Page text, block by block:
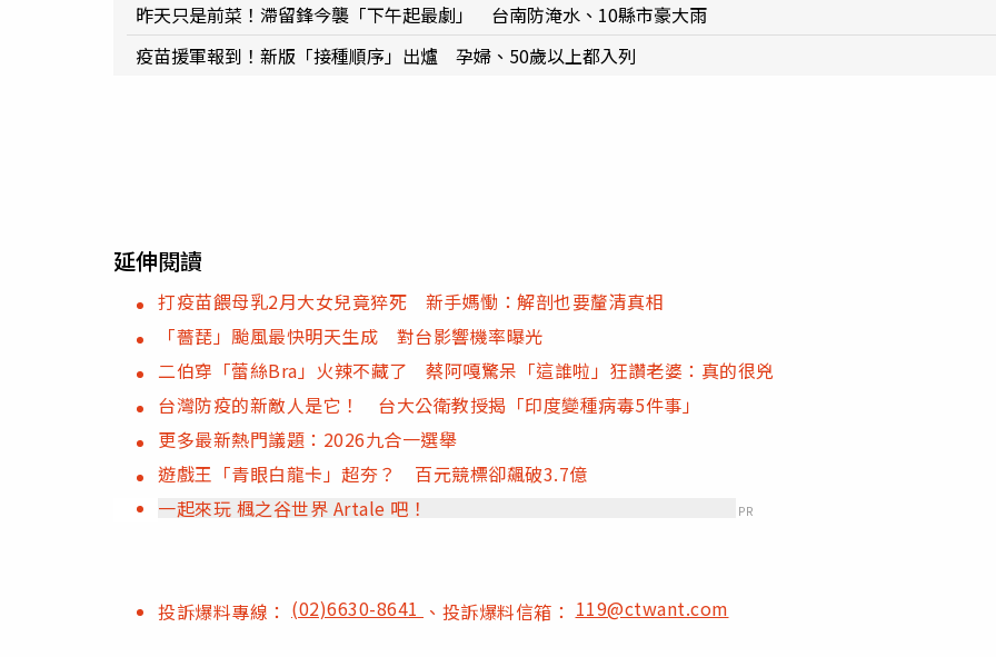
昨天只是前菜！滯留鋒今襲「下午起最劇」 台南防淹水、10縣市豪大雨
疫苗援軍報到！新版「接種順序」出爐 孕婦、50歲以上都入列
延伸閱讀
打疫苗餵母乳2月大女兒竟猝死 新手媽慟：解剖也要釐清真相
「薔琵」颱風最快明天生成 對台影響機率曝光
二伯穿「蕾絲Bra」火辣不藏了 蔡阿嘎驚呆「這誰啦」狂讚老婆：真的很兇
台灣防疫的新敵人是它！ 台大公衛教授揭「印度變種病毒5件事」
更多最新熱門議題：2026九合一選舉
遊戲王「青眼白龍卡」超夯？ 百元競標卻飆破3.7億
一起來玩 楓之谷世界 Artale 吧！
PR
投訴爆料專線： (02)6630-8641 、投訴爆料信箱：119@ctwant.com